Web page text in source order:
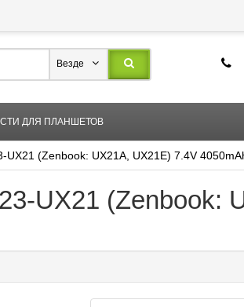
Везде
ДЛЯ ПЛАНШЕТОВ
UX21 (Zenbook: UX21A, UX21E) 7.4V
UX21 (Zenbook: